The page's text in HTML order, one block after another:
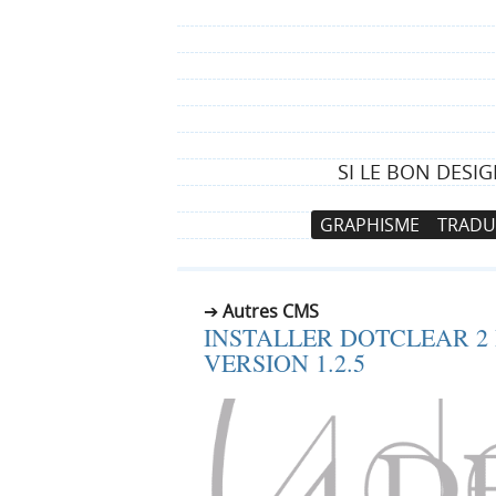
SI LE BON
GRAPHISME
Autres CMS
INSTALLER DOTCLEAR
VERSION 1.2.5